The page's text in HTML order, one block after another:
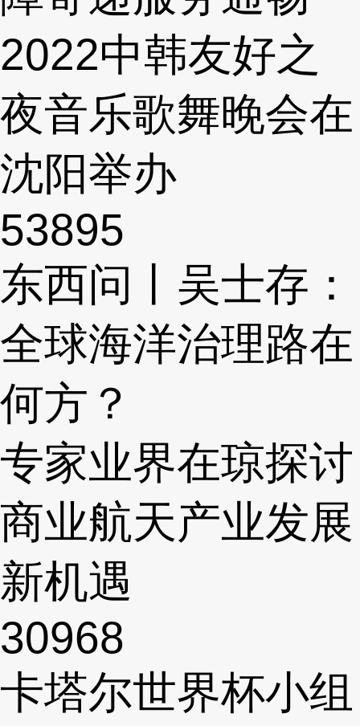
2022中韩友好之
夜音乐歌舞晚会在
沈阳举办
53895
东西问丨吴士存：
全球海洋治理路在
何方？
专家业界在琼探讨
商业航天产业发展
新机遇
30968
卡塔尔世界杯小组